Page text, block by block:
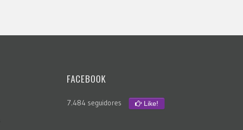
FACEBOOK
7.484 seguidores Like!